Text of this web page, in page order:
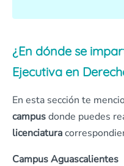
¿En dónde se
Ejecutiva en
En esta sección te
campusdonde puedes
licenciatura
Campus Aguascalientes